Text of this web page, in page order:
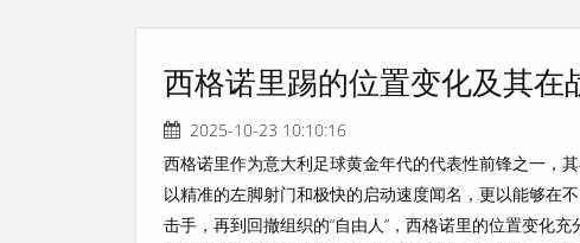
西格诺里踢的位置变化及其
2025-10-23 10:10:16
西格诺里作为意大利足球黄金年代的代表性前锋之一，
以精准的左脚射门和极快的启动速度闻名，更以能够在
击手，再到回撤组织的“自由人”，西格诺里的位置变化